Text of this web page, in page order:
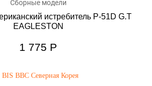
Сборные модели
истребитель P-51D G.T
EAGLESTON
1 775 Р